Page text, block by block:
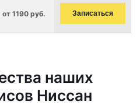
от 1190 руб. Записаться
наших
Ниссан